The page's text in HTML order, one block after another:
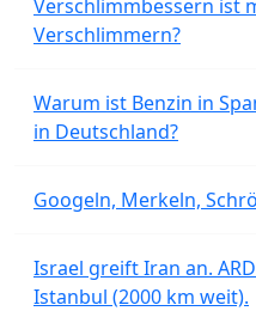
Verschlimmbessern ist
Verschlimmern?
Warum ist Benzin in
in Deutschland?
Googeln, Merkeln,
Israel greift Iran an.
Istanbul (2000 km weit).